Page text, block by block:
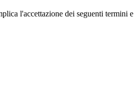
l'accettazione dei seguenti termini e